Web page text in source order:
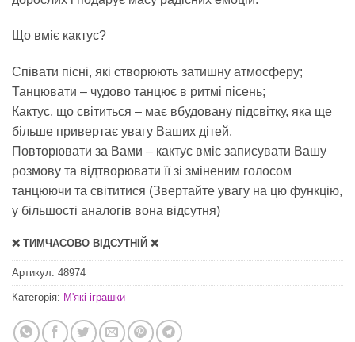
Що вміє кактус?
Співати пісні, які створюють затишну атмосферу;
Танцювати – чудово танцює в ритмі пісень;
Кактус, що світиться – має вбудовану підсвітку, яка ще
більше привертає увагу Ваших дітей.
Повторювати за Вами – кактус вміє записувати Вашу
розмову та відтворювати її зі зміненим голосом
танцюючи та світитися (Звертайте увагу на цю функцію,
у більшості аналогів вона відсутня)
❌ ТИМЧАСОВО ВІДСУТНІЙ ❌
Артикул: 48974
Категорія: М'які іграшки